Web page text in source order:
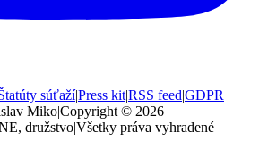
súťaží|Press kit|RSS feed|GDPR
Miko|Copyright © 2026
družstvo|Všetky práva vyhradené